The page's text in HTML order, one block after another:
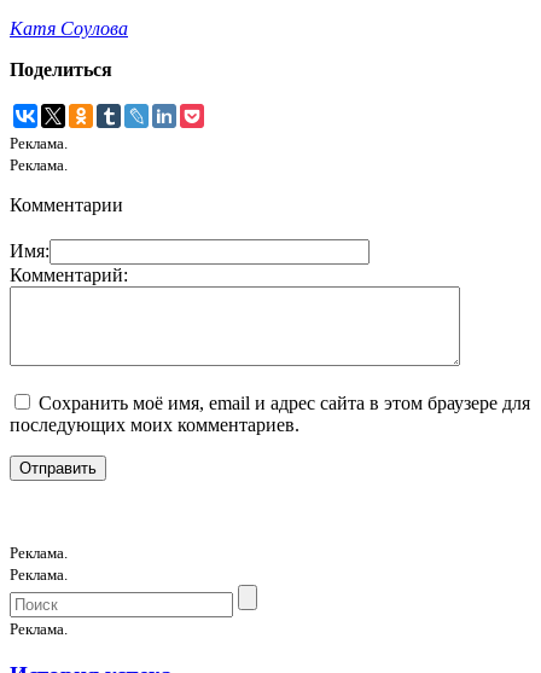
Катя Соулова
Поделиться
Реклама.
Реклама.
Комментарии
Имя:
Комментарий:
Сохранить моё имя, email и адрес сайта в этом браузере для
последующих моих комментариев.
Реклама.
Реклама.
Реклама.